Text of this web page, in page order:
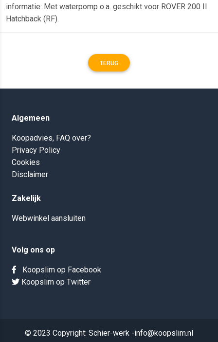
informatie: Met waterpomp o.a. geschikt voor ROVER 200 II
Hatchback (RF).
TERUG
Algemeen
Koopadvies, FAQ over?
Privacy Policy
Cookies
Disclaimer
Zakelijk
Webwinkel aansluiten
Volg ons op
Koopslim op Facebook
Koopslim op Twitter
© 2023 Copyright: Schier-werk -info@koopslim.nl